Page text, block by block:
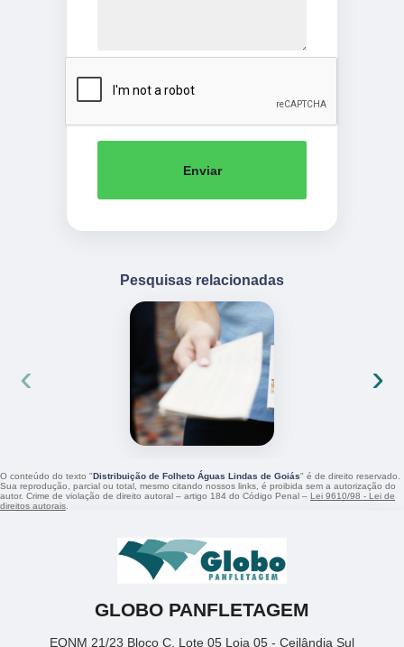
Enviar
Pesquisas relacionadas
‹ ›
O conteúdo do texto "Distribuição de Folheto Águas Lindas de Goiás" é de direito reservado.
Sua reprodução, parcial ou total, mesmo citando nossos links, é proibida sem a autorização do
autor. Crime de violação de direito autoral – artigo 184 do Código Penal – Lei 9610/98 - Lei de
direitos autorais
GLOBO PANFLETAGEM
EQNM 21/23 Bloco C, Lote 05 Loja 05 - Ceilândia Sul